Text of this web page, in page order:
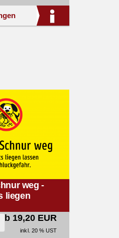
weg -
liegen
ab 19,20 EUR
inkl. 20 % UST